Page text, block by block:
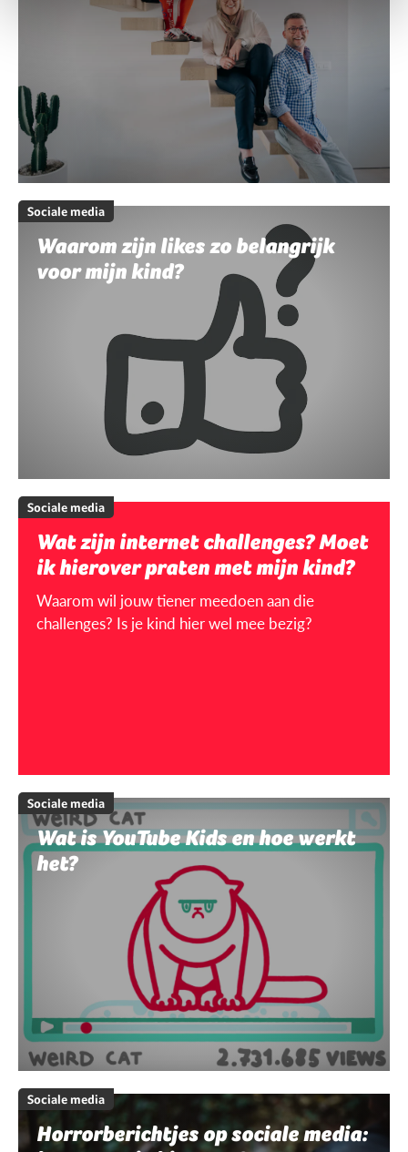
Sociale media
Waarom zijn likes zo belangrijk
voor mijn kind?
Sociale media
Wat zijn internet challenges? Moet
ik hierover praten met mijn kind?
Waarom wil jouw tiener meedoen aan die
challenges? Is je kind hier wel mee bezig?
Sociale media
Wat is YouTube Kids en hoe werkt
het?
Sociale media
Horrorberichtjes op sociale media: